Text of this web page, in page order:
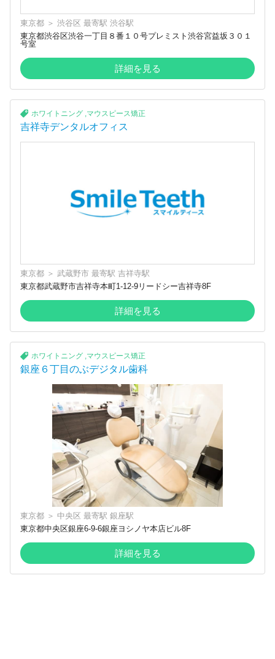
東京都 ＞ 渋谷区 最寄駅 渋谷駅
東京都渋谷区渋谷一丁目８番１０号プレミスト渋谷宮益坂３０１
号室
詳細を見る
ホワイトニング ,マウスピース矯正
吉祥寺デンタルオフィス
東京都 ＞ 武蔵野市 最寄駅 吉祥寺駅
東京都武蔵野市吉祥寺本町1-12-9リードシー吉祥寺8F
詳細を見る
ホワイトニング ,マウスピース矯正
銀座６丁目のぶデジタル歯科
東京都 ＞ 中央区 最寄駅 銀座駅
東京都中央区銀座6-9-6銀座ヨシノヤ本店ビル8F
詳細を見る